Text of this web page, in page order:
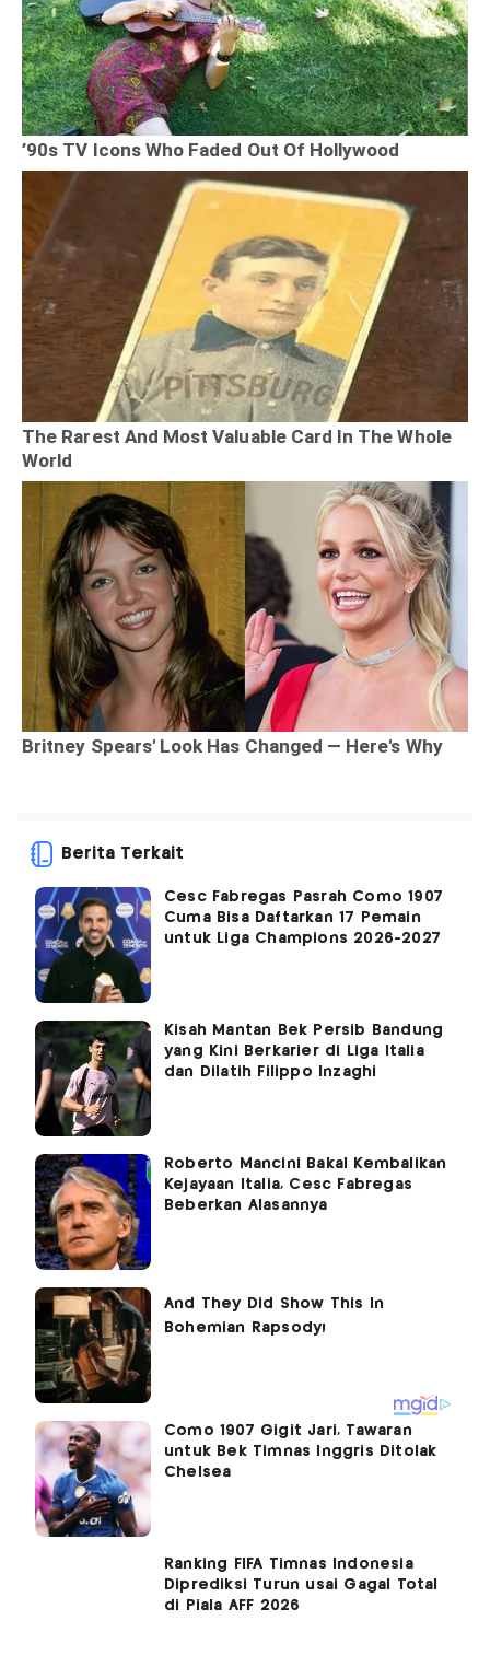
Berita Terkait
Cesc Fabregas Pasrah Como 1907
Cuma Bisa Daftarkan 17 Pemain
untuk Liga Champions 2026-2027
Kisah Mantan Bek Persib Bandung
yang Kini Berkarier di Liga Italia
dan Dilatih Filippo Inzaghi
Roberto Mancini Bakal Kembalikan
Kejayaan Italia, Cesc Fabregas
Beberkan Alasannya
Como 1907 Gigit Jari, Tawaran
untuk Bek Timnas Inggris Ditolak
Chelsea
Ranking FIFA Timnas Indonesia
Diprediksi Turun usai Gagal Total
di Piala AFF 2026